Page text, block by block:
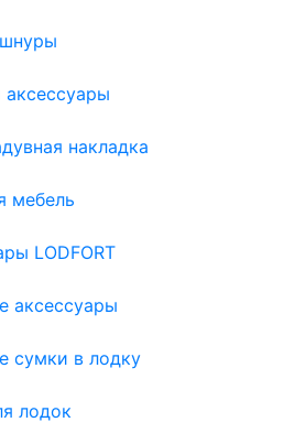
аксессуары
накладка
мебель
LODFORT
аксессуары
сумки в лодку
лодок